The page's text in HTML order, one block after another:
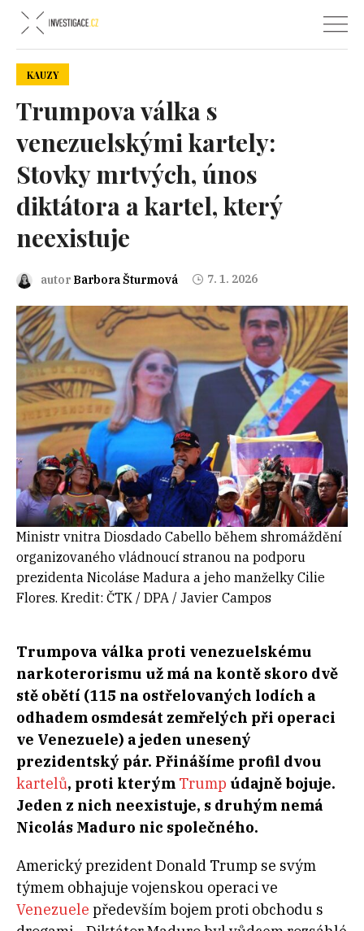
KAUZY
Trumpova válka s
venezuelskými kartely:
Stovky mrtvých, únos
diktátora a kartel, který
neexistuje
autor Barbora Šturmová 7. 1. 2026
Ministr vnitra Diosdado Cabello během shromáždění
organizovaného vládnoucí stranou na podporu
prezidenta Nicoláse Madura a jeho manželky Cilie
Flores. Kredit: ČTK / DPA / Javier Campos
Trumpova válka proti venezuelskému
narkoterorismu už má na kontě skoro dvě
stě obětí (115 na ostřelovaných lodích a
odhadem osmdesát zemřelých při operaci
ve Venezuele) a jeden unesený
prezidentský pár. Přinášíme profil dvou
kartelů, proti kterým Trump údajně bojuje.
Jeden z nich neexistuje, s druhým nemá
Nicolás Maduro nic společného.
Americký prezident Donald Trump se svým
týmem obhajuje vojenskou operaci ve
Venezuele především bojem proti obchodu s